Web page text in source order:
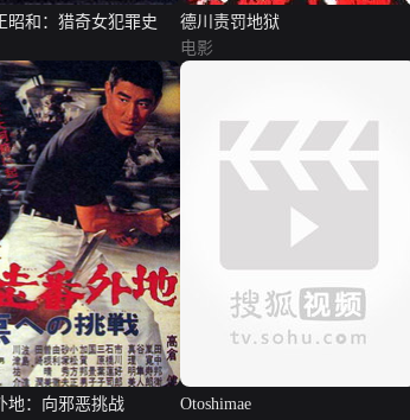
昭和：猎奇女犯罪史
德川责罚地狱
电影
地：向邪恶挑战
Otoshimae